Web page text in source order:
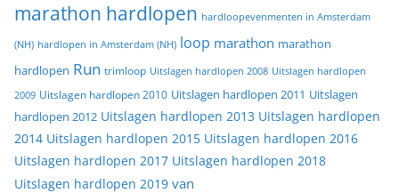
marathon hardlopen hardloopevenmenten in Amsterdam
(NH) hardlopen in Amsterdam (NH) loop marathon marathon
hardlopen Run trimloop Uitslagen hardlopen 2008 Uitslagen hardlopen
2009 Uitslagen hardlopen 2010 Uitslagen hardlopen 2011 Uitslagen
hardlopen 2012 Uitslagen hardlopen 2013 Uitslagen hardlopen
2014 Uitslagen hardlopen 2015 Uitslagen hardlopen 2016
Uitslagen hardlopen 2017 Uitslagen hardlopen 2018
Uitslagen hardlopen 2019 van